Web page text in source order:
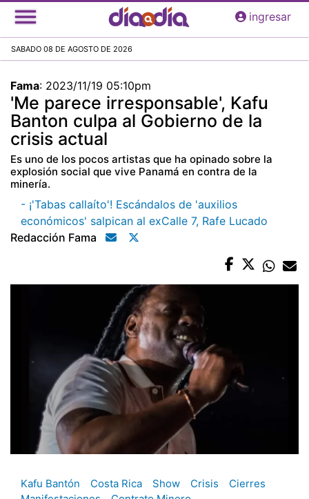
Pasar
al
principal
ingresar
SABADO 08 DE AGOSTO DE 2026
Fama: 2023/11/19 05:10pm
'Me parece irresponsable', Kafu
Banton culpa al Gobierno de la
crisis actual
Es uno de los pocos artistas que ha opinado sobre la
explosión social que vive Panamá en contra de la
minería.
- ¡'Tabas callaíto'! Escándalos de 'auxilios
económicos' salpican al exCalle 7, Rafe Lucado
Redacción Fama
Kafu Bantón Costa Rica Show Crisis
Cierres